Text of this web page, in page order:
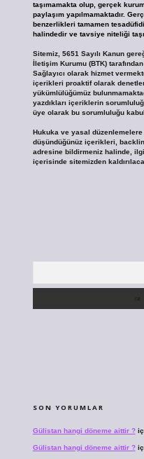
taşımamakta olup, gerçek
paylaşım yapılmamaktadır.
benzerlikleri tamamen
halindedir ve tavsiye niteliği
Sitemiz, 5651 Sayılı Kanun
İletişim Kurumu (BTK)
Sağlayıcı olarak hizmet
içerikleri proaktif olarak
yükümlülüğümüz
yazdıkları içeriklerin
üye olarak bu sorumluluğu
Hukuka ve yasal düzenlemelere
düşündüğünüz içerikleri,
adresine bildirmeniz halinde,
içerisinde sitemizden
SON YORUMLAR
Gülistan hangi döneme aittir ?
Gülistan hangi döneme aittir ?